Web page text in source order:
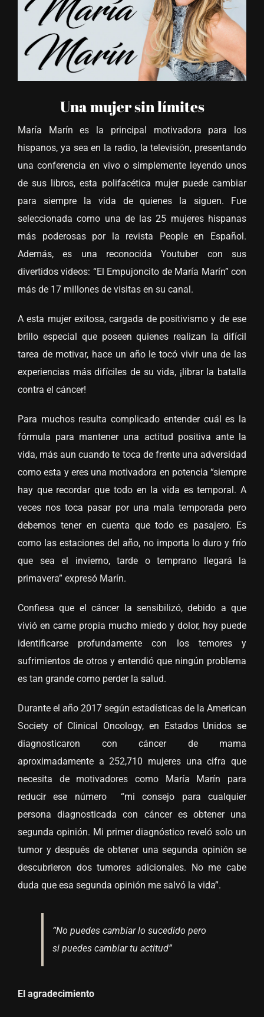
Una mujer sin límites
María Marín es la principal motivadora para los
hispanos, ya sea en la radio, la televisión, presentando
una conferencia en vivo o simplemente leyendo unos
de sus libros, esta polifacética mujer puede cambiar
para siempre la vida de quienes la siguen. Fue
seleccionada como una de las 25 mujeres hispanas
más poderosas por la revista People en Español.
Además, es una reconocida Youtuber con sus
divertidos videos: “El Empujoncito de María Marín” con
más de 17 millones de visitas en su canal.
A esta mujer exitosa, cargada de positivismo y de ese
brillo especial que poseen quienes realizan la difícil
tarea de motivar, hace un año le tocó vivir una de las
experiencias más difíciles de su vida, ¡librar la batalla
contra el cáncer!
Para muchos resulta complicado entender cuál es la
fórmula para mantener una actitud positiva ante la
vida, más aun cuando te toca de frente una adversidad
como esta y eres una motivadora en potencia “siempre
hay que recordar que todo en la vida es temporal. A
veces nos toca pasar por una mala temporada pero
debemos tener en cuenta que todo es pasajero. Es
como las estaciones del año, no importa lo duro y frío
que sea el invierno, tarde o temprano llegará la
primavera” expresó Marín.
Confiesa que el cáncer la sensibilizó, debido a que
vivió en carne propia mucho miedo y dolor, hoy puede
identificarse profundamente con los temores y
sufrimientos de otros y entendió que ningún problema
es tan grande como perder la salud.
Durante el año 2017 según estadísticas de la American
Society of Clinical Oncology, en Estados Unidos se
diagnosticaron con cáncer de mama
aproximadamente a 252,710 mujeres una cifra que
necesita de motivadores como María Marín para
reducir ese número “mi consejo para cualquier
persona diagnosticada con cáncer es obtener una
segunda opinión. Mi primer diagnóstico reveló solo un
tumor y después de obtener una segunda opinión se
descubrieron dos tumores adicionales. No me cabe
duda que esa segunda opinión me salvó la vida”.
“No puedes cambiar lo sucedido pero
si puedes cambiar tu actitud”
El agradecimiento